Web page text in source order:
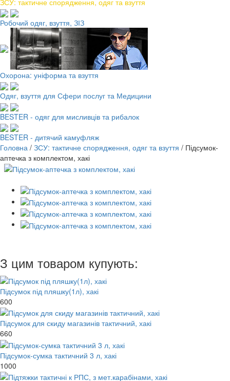
Робочий одяг, взуття, ЗІЗ
Охорона: уніформа та взуття
Одяг, взуття для Сфери послуг та Медицини
BESTER - одяг для мисливців та рибалок
BESTER - дитячий камуфляж
Головна / ЗСУ: тактичне спорядження, одяг та взуття / Підсумок-
аптечка з комплектом, хакі
З цим товаром купують:
Підсумок під пляшку(1л), хакі
600
Підсумок для скиду магазинів тактичний, хакі
660
Підсумок-сумка тактичний 3 л, хакі
1000